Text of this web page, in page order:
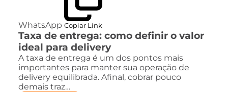
WhatsApp Copiar Link
Taxa de entrega: como definir o valor
ideal para delivery
A taxa de entrega é um dos pontos mais
importantes para manter sua operação de
delivery equilibrada. Afinal, cobrar pouco
demais traz…